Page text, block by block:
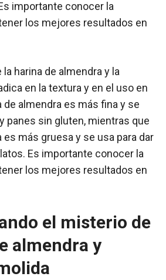
importante conocer la
los mejores resultados en
harina de almendra y la
en la textura y en el uso en
de almendra es más fina y se
panes sin gluten, mientras que
es más gruesa y se usa para dar
Es importante conocer la
los mejores resultados en
el misterio de
almendra y